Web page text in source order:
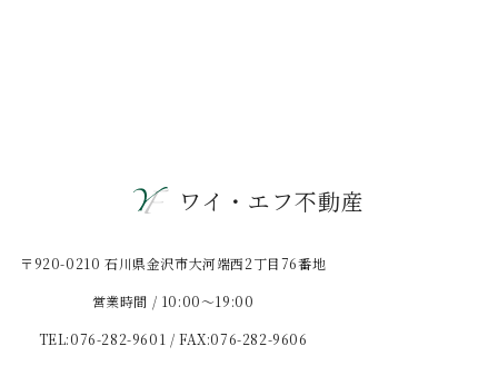
ワイ・エフ不動産
〒920-0210 石川県金沢市大河端西2丁目76番地
営業時間 / 10:00〜19:00
TEL:076-282-9601 / FAX:076-282-9606